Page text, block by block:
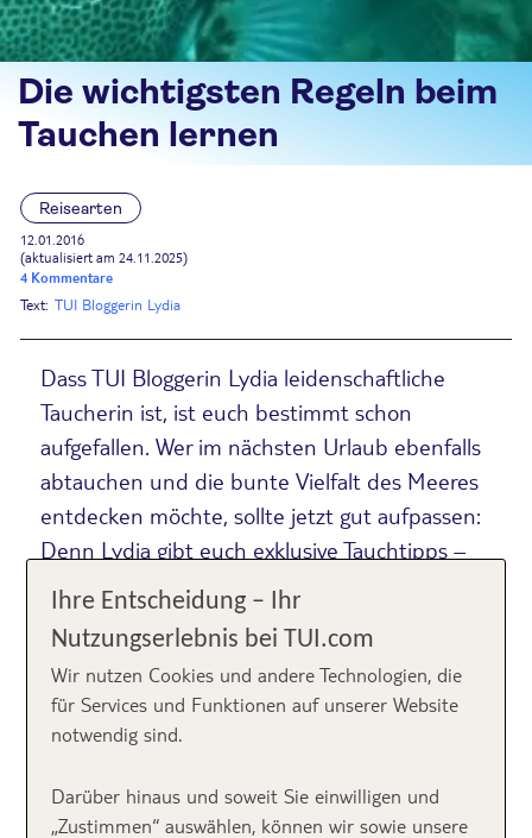
Die wichtigsten Regeln beim
Tauchen lernen
Reisearten
12.01.2016
(aktualisiert am 24.11.2025)
4 Kommentare
Text: TUI Bloggerin Lydia
Dass TUI Bloggerin Lydia leidenschaftliche
Taucherin ist, ist euch bestimmt schon
aufgefallen. Wer im nächsten Urlaub ebenfalls
abtauchen und die bunte Vielfalt des Meeres
entdecken möchte, sollte jetzt gut aufpassen:
Denn Lydia gibt euch exklusive Tauchtipps –
im ersten Teil ihres Tauchsport 1×1.
Unsere Erde ist zu 2/3 mit Wasser bedeckt. Ein
unbekanntes Reich und eine riesige Welt, die viele
spannende Dinge bereithält und vergleichsweise erst
seit kurzer Zeit wirklich zu erkunden ist. Tauchen ist
faszinierende Unterwasserwelt einzutauchen. Es ist
auch eine Möglichkeit, Menschen aus verschiedenen
Ihre Entscheidung – Ihr
Nutzungserlebnis bei TUI.com
Wir nutzen Cookies und andere Technologien, die
für Services und Funktionen auf unserer Website
notwendig sind.
Darüber hinaus und soweit Sie einwilligen und
„Zustimmen“ auswählen, können wir sowie unsere